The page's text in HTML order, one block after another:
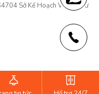
Sở Kế Hoạch Và Đầu Tư